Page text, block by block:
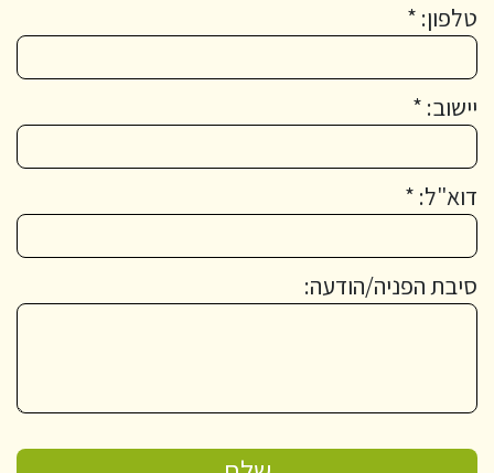
טלפון: *
יישוב: *
דוא"ל: *
סיבת הפניה/הודעה: